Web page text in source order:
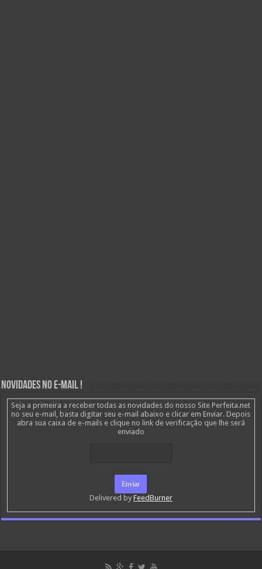
Novidades no E-mail !
Seja a primeira a receber todas as novidades do nosso Site Perfeita.net
no seu e-mail, basta digitar seu e-mail abaixo e clicar em Enviar. Depois
abra sua caixa de e-mails e clique no link de verificação que lhe será
enviado
Delivered by FeedBurner